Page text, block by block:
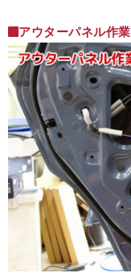
アウターパネル作業